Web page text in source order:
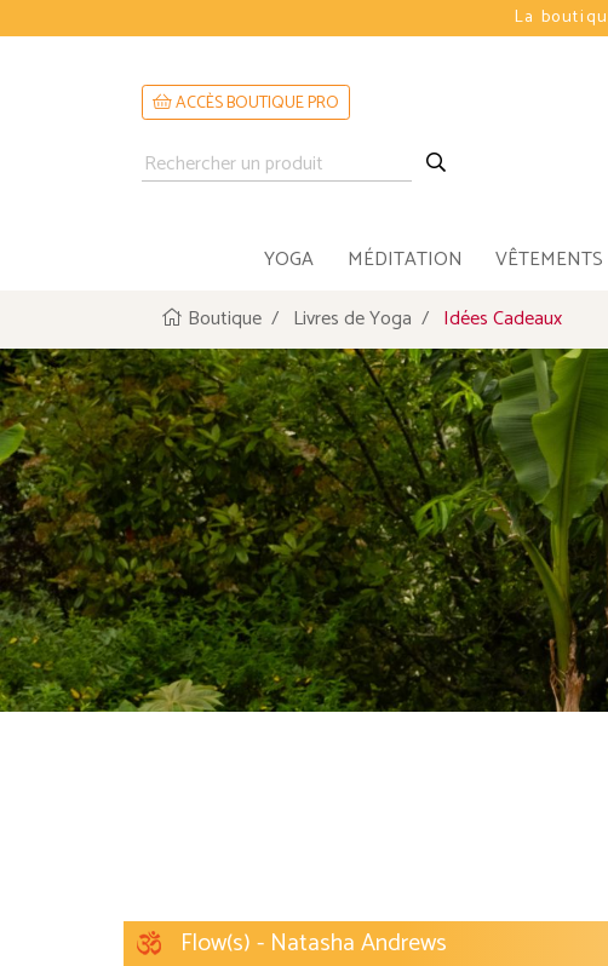
La
ACCÈS BOUTIQUE PRO
YOGA MÉDITATION VÊTEMENTS
Boutique Livres de Yoga Idées Cadeaux
Flow(s) - Natasha Andrews